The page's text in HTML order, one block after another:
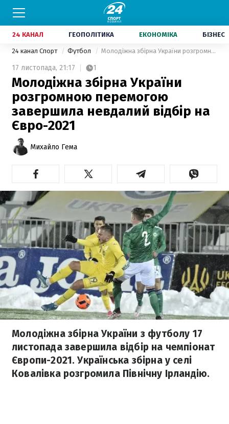
24 КАНАЛ ГЕОПОЛІТИКА ЕКОНОМІКА БІЗНЕС
24 канал Спорт Футбол Молодіжна збірна України розгромною перемогою завершила невдалий відбір на Євро-2021
17 листопада, 21:17 1
Молодіжна збірна України
розгромною перемогою
завершила невдалий відбір на
Євро-2021
Михайло Гема
Молодіжна збірна України з футболу 17
листопада завершила відбір на чемпіонат
Європи-2021. Українська збірна у селі
Ковалівка розгромила Північну Ірландію.